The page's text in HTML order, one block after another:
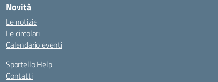
Novità
Le notizie
Le circolari
Calendario eventi
Sportello Help
Contatti